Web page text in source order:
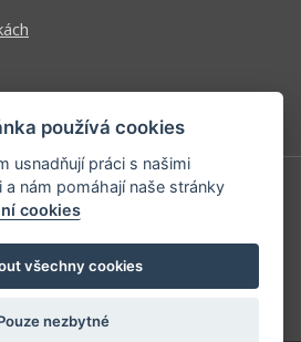
používá cookies
usnadňují práci s našimi
nám pomáhají naše stránky
cookies
všechny cookies
nezbytné